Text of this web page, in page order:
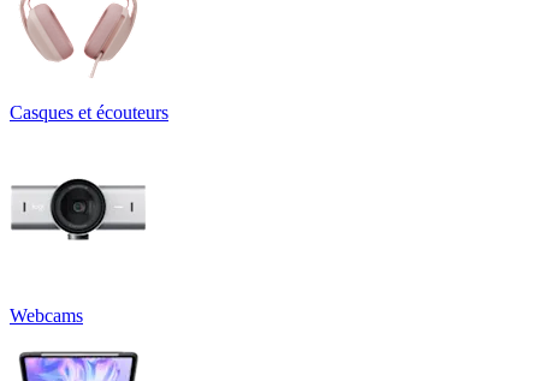
Casques et écouteurs
Webcams